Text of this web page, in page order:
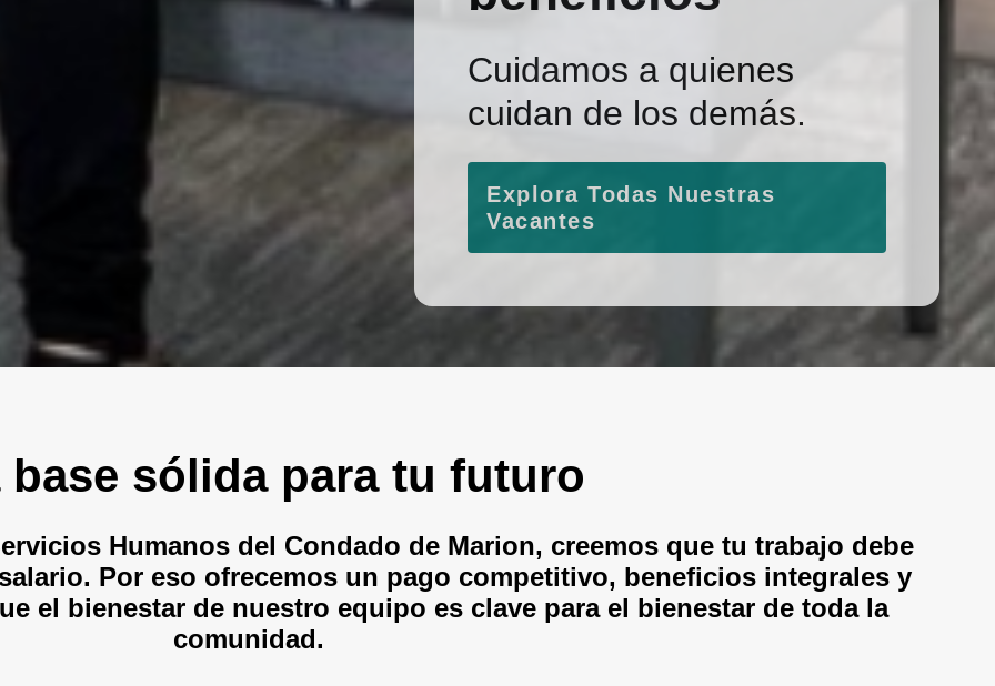
Cuidamos a quienes
cuidan de los demás.
Explora Todas Nuestras
Vacantes
base sólida para tu futuro
Humanos del Condado de Marion, creemos que tu trabajo debe
Por eso ofrecemos un pago competitivo, beneficios integrales y
el bienestar de nuestro equipo es clave para el bienestar de toda la
comunidad.